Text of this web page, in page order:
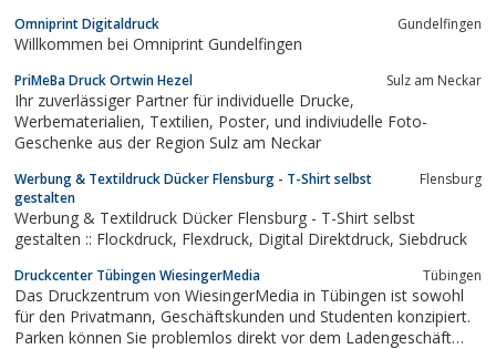
Omniprint Digitaldruck Gundelfingen
Willkommen bei Omniprint Gundelfingen
PriMeBa Druck Ortwin Hezel Sulz am Neckar
Ihr zuverlässiger Partner für individuelle Drucke,
Werbematerialien, Textilien, Poster, und indiviudelle Foto-
Geschenke aus der Region Sulz am Neckar
Werbung & Textildruck Dücker Flensburg - T-Shirt selbst
gestalten
Flensburg
Werbung & Textildruck Dücker Flensburg - T-Shirt selbst
gestalten :: Flockdruck, Flexdruck, Digital Direktdruck, Siebdruck
Druckcenter Tübingen WiesingerMedia Tübingen
Das Druckzentrum von WiesingerMedia in Tübingen ist sowohl
für den Privatmann, Geschäftskunden und Studenten konzipiert.
Parken können Sie problemlos direkt vor dem Ladengeschäft